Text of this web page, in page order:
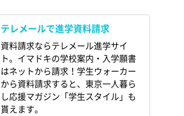
テレメールで進学資料請求
資料請求ならテレメール進学サイ
ト。イマドキの学校案内・入学願書
はネットから請求！学生ウォーカー
から資料請求すると、東京一人暮ら
し応援マガジン「学生スタイル」も
貰えます。